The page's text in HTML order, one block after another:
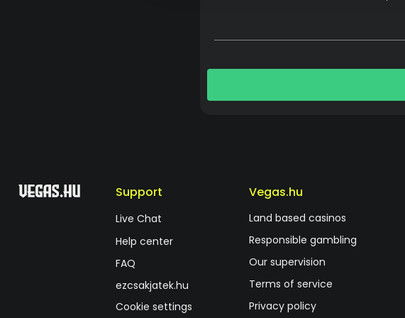
Support
Live Chat
Help center
FAQ
ezcsakjatek.hu
Cookie settings
Vegas.hu
Land based casinos
Responsible gambling
Our supervision
Terms of service
Privacy policy